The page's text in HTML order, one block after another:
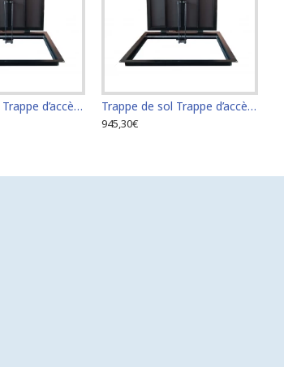
Trappe de sol Trappe d’accès Trappe de visite 60 cm x 70 cm "H" Trappe de sol Trappe d’accès Trappe de visite 60 cm x 80 cm "H"
945,30€